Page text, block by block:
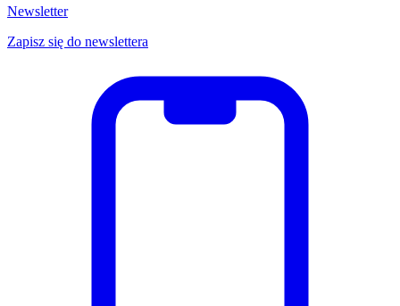
Newsletter
Zapisz się do newslettera